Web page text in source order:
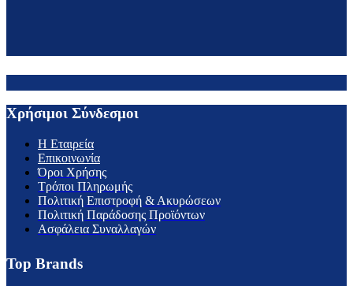
Χρήσιμοι Σύνδεσμοι
H Εταιρεία
Επικοινωνία
Όροι Χρήσης
Τρόποι Πληρωμής
Πολιτική Επιστροφή & Ακυρώσεων
Πολιτική Παράδοσης Προϊόντων
Ασφάλεια Συναλλαγών
Top Brands